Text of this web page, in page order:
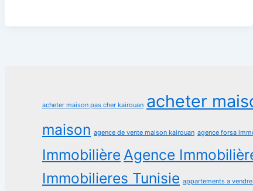
acheter maison pas cher kairouan acheter
maison agence de vente maison kairouan agence forsa
Immobilière Agence
Immobilieres Tunisie appartements a